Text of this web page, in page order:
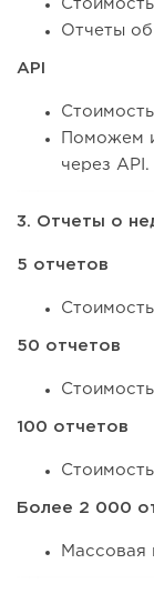
Отчеты об
API
Поможем
через API.
3. Отчеты о
5 отчетов
50 отчетов
100 отчетов
Более 2 000
Массовая